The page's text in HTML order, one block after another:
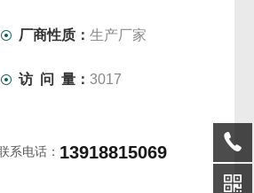
厂商性质：生产厂家
访 问 量：3017
系电话： 13918815069